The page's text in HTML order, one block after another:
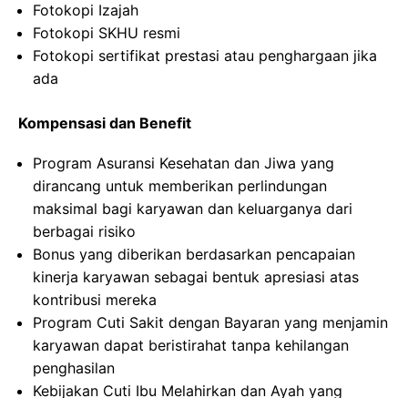
Fotokopi Izajah
Fotokopi SKHU resmi
Fotokopi sertifikat prestasi atau penghargaan jika
ada
Kompensasi dan Benefit
Program Asuransi Kesehatan dan Jiwa yang
dirancang untuk memberikan perlindungan
maksimal bagi karyawan dan keluarganya dari
berbagai risiko
Bonus yang diberikan berdasarkan pencapaian
kinerja karyawan sebagai bentuk apresiasi atas
kontribusi mereka
Program Cuti Sakit dengan Bayaran yang menjamin
karyawan dapat beristirahat tanpa kehilangan
penghasilan
Kebijakan Cuti Ibu Melahirkan dan Ayah yang